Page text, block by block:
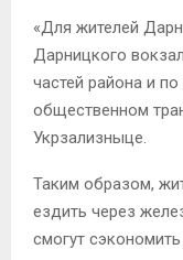
«Для жителей
Дарницкого
частей района и
общественном
Укрзализныце.
Таким образом,
ездить через
смогут